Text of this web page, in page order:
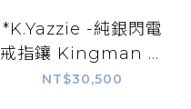
*K.Yazzie -純銀閃電
戒指鑲 Kingman 松
石
NT$30,500